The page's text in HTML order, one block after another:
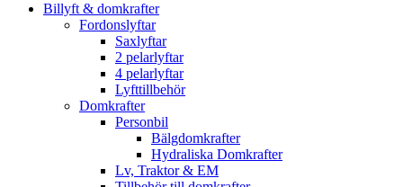
Billyft & domkrafter
Fordonslyftar
Saxlyftar
2 pelarlyftar
4 pelarlyftar
Lyfttillbehör
Domkrafter
Personbil
Bälgdomkrafter
Hydraliska Domkrafter
Lv, Traktor & EM